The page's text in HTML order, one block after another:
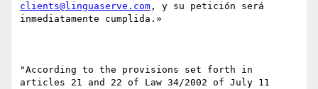
clients@linguaserve.com , y su petición será
inmediatamente cumplida.»
"According to the provisions set forth in
articles 21 and 22 of Law 34/2002 of July 11